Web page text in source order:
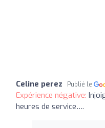
Celine perez Publié le
Expérience négative:
heures de service….